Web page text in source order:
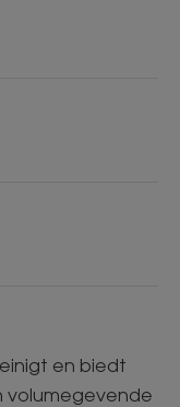
en biedt
volumegevende